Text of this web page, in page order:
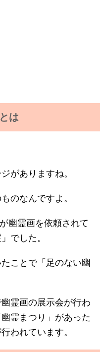
は
がありますね。
のなんですよ。
幽霊画を依頼されて
でした。
ことで「足のない幽
霊画の展示会が行わ
霊まつり」があった
われています。